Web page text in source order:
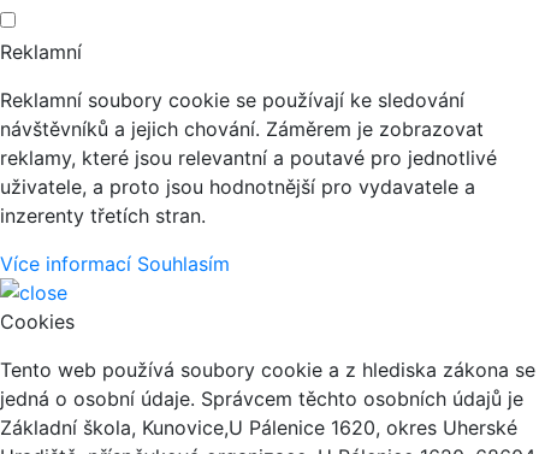
Reklamní
Reklamní soubory cookie se používají ke sledování
návštěvníků a jejich chování. Záměrem je zobrazovat
reklamy, které jsou relevantní a poutavé pro jednotlivé
uživatele, a proto jsou hodnotnější pro vydavatele a
inzerenty třetích stran.
Více informací Souhlasím
Cookies
Tento web používá soubory cookie a z hlediska zákona se
jedná o osobní údaje. Správcem těchto osobních údajů je
Základní škola, Kunovice,U Pálenice 1620, okres Uherské